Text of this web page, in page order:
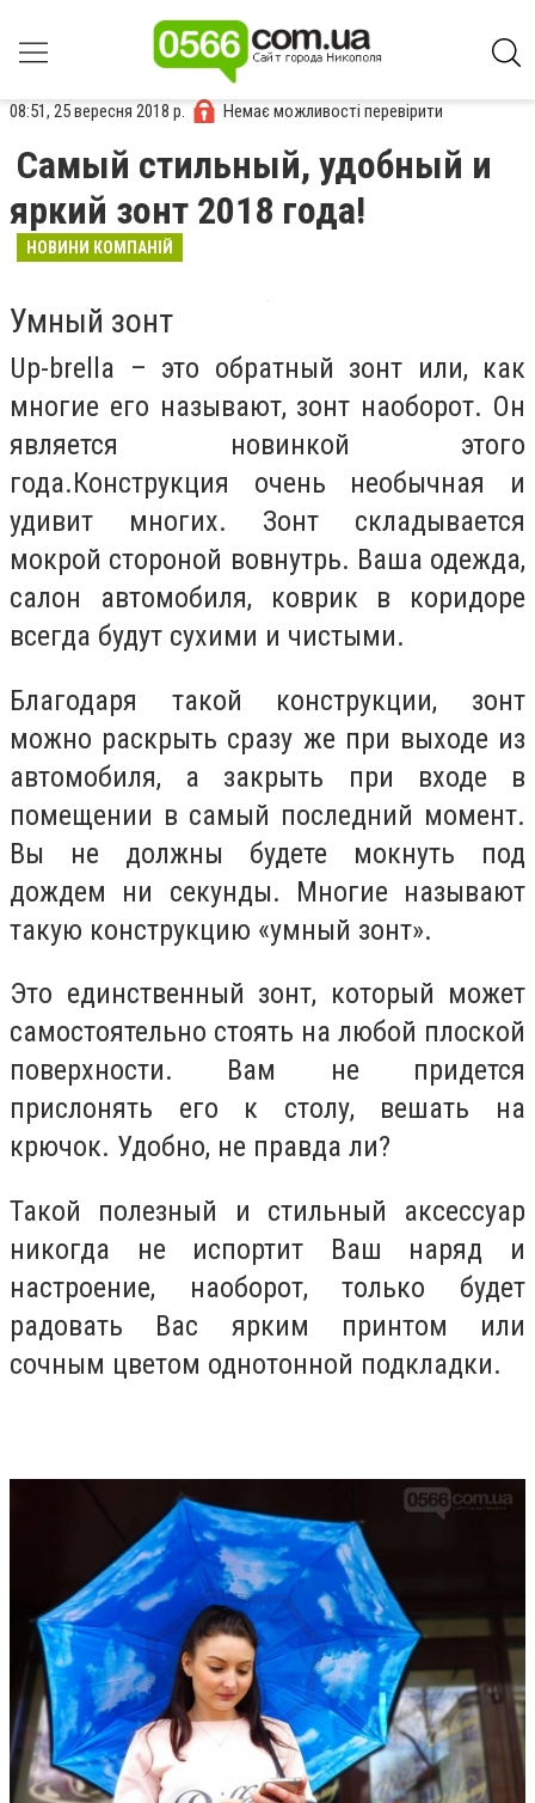
08:51, 25 вересня 2018 р. Немає можливості перевірити
Самый стильный, удобный и
яркий зонт 2018 года!
НОВИНИ КОМПАНІЙ
Умный зонт
Up-brella – это обратный зонт или, как
многие его называют, зонт наоборот. Он
является новинкой этого
года.Конструкция очень необычная и
удивит многих. Зонт складывается
мокрой стороной вовнутрь. Ваша одежда,
салон автомобиля, коврик в коридоре
всегда будут сухими и чистыми.
Благодаря такой конструкции, зонт
можно раскрыть сразу же при выходе из
автомобиля, а закрыть при входе в
помещении в самый последний момент.
Вы не должны будете мокнуть под
дождем ни секунды. Многие называют
такую конструкцию «умный зонт».
Это единственный зонт, который может
самостоятельно стоять на любой плоской
поверхности. Вам не придется
прислонять его к столу, вешать на
крючок. Удобно, не правда ли?
Такой полезный и стильный аксессуар
никогда не испортит Ваш наряд и
настроение, наоборот, только будет
радовать Вас ярким принтом или
сочным цветом однотонной подкладки.